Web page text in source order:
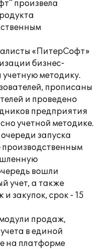
произвела
«ПитерСофт»
бизнес-
методику.
прописаны
и проведено
предприятия
учетной методике.
запуcка
вошли
учет, а также
закупок, срок - 15
продаж,
в единой
на платформе